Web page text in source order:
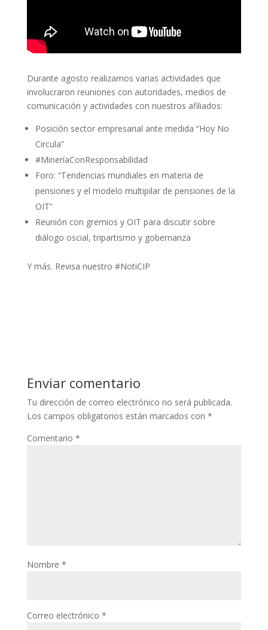
Durante agosto realizamos varias actividades que
involucraron reuniones con autoridades, medios de
comunicación y actividades con nuestros afiliados:
Posición sector empresarial ante medida “Hoy No
Circula”
#MineríaConResponsabilidad
Foro: “Tendencias mundiales en materia de
pensiones y el modelo multipilar de pensiones de la
OIT”
Reunión con gremios y OIT para discutir sobre
diálogo oscial, tripartismo y gobernanza
Y más. Revisa nuestro #NotiCIP
Enviar comentario
Tu dirección de correo electrónico no será publicada.
Los campos obligatorios están marcados con *
Comentario *
Nombre *
Correo electrónico *